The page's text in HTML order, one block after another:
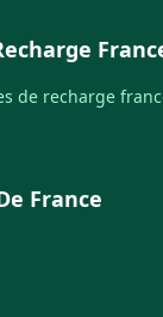
de recharge
France